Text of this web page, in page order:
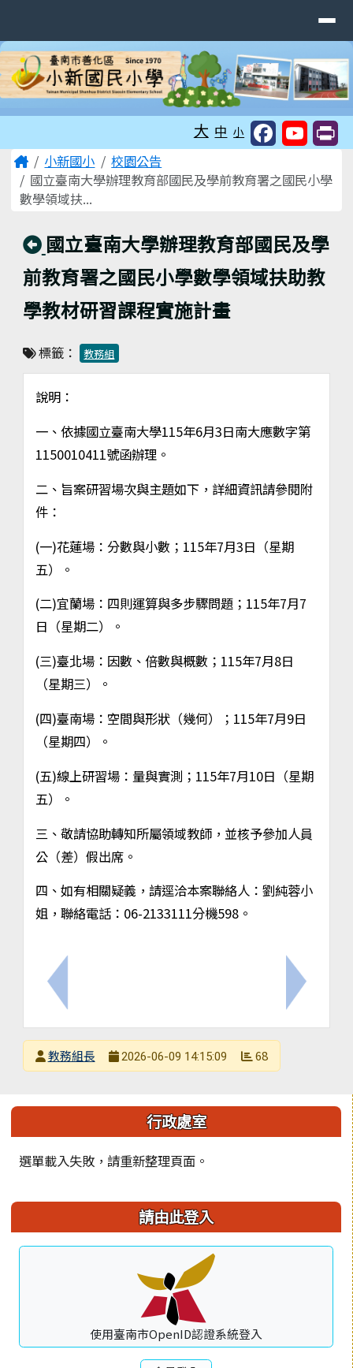
大 中 小
主內容區域
Home小新國小
校園公告
國立臺南大學辦理教育部國民及學前教育署之國民小學
數學領域扶...
回上頁
國立臺南大學辦理教育部國民及學
前教育署之國民小學數學領域扶助教
學教材研習課程實施計畫
標籤： 教務組
上一筆：臺南市中小學教師專業發展三類專業回饋人
說明：
一、依據國立臺南大學115年6月3日南大應數字第
1150010411號函辦理。
二、旨案研習場次與主題如下，詳細資訊請參閱附
件：
(一)花蓮場：分數與小數；115年7月3日（星期
五）。
(二)宜蘭場：四則運算與多步驟問題；115年7月7
日（星期二）。
(三)臺北場：因數、倍數與概數；115年7月8日
（星期三）。
(四)臺南場：空間與形狀（幾何）；115年7月9日
（星期四）。
(五)線上研習場：量與實測；115年7月10日（星期
五）。
三、敬請協助轉知所屬領域教師，並核予參加人員
公（差）假出席。
四、如有相關疑義，請逕洽本案聯絡人：劉純蓉小
姐，聯絡電話：06-2133111分機598。
下一筆：
發布者
教務組長
2026-06-09 14:15:09 68
左邊區域內容 行政處室
選單載入失敗，請重新整理頁面。
請由此登入
使用臺南市OpenID認證系統登入
頁尾區域